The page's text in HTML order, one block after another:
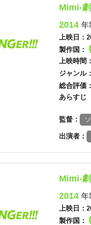
Mimi‐
2014 年
上映日：
製作国：
上映時間
ジャンル
総合評価
あらすじ
監督：
出演者：
Mimi‐
2014 年
上映日：
製作国：